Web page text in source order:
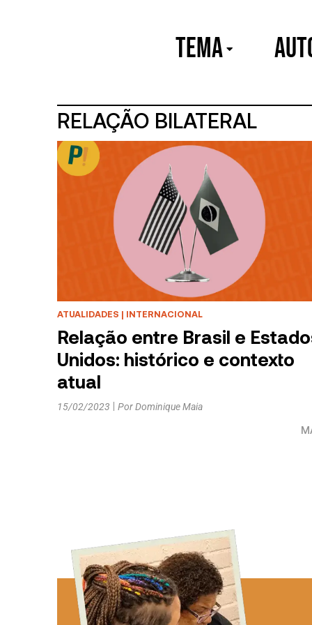
TEMA
RELAÇÃO BILATERAL
ATUALIDADES | INTERNACIONAL
Relação entre Brasil e
Unidos: histórico e contexto
atual
15/02/2023 PorDominique Maia